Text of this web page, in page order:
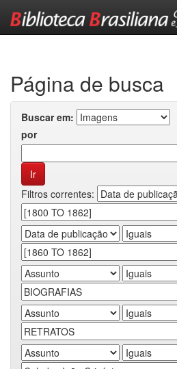
Página de busca
Buscar em:
por
Filtros correntes: